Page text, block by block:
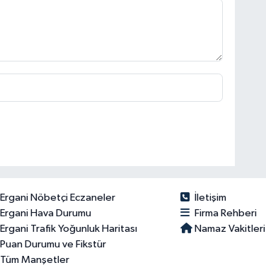
Ergani Nöbetçi Eczaneler
Ergani Hava Durumu
Ergani Trafik Yoğunluk Haritası
Puan Durumu ve Fikstür
Tüm Manşetler
İletişim
Firma Rehberi
Namaz Vakitleri